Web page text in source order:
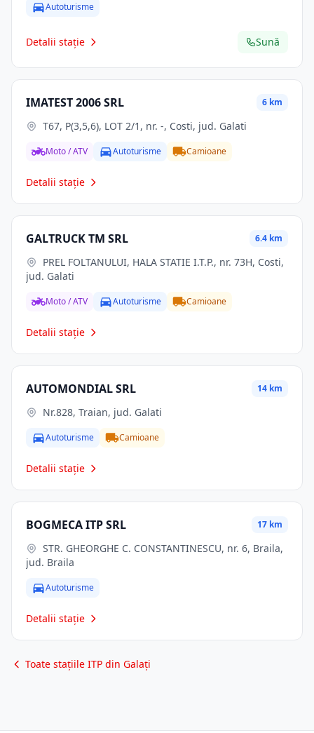
Autoturisme
Detalii stație Sună
IMATEST 2006 SRL 6 km
T67, P(3,5,6), LOT 2/1, nr. -, Costi, jud. Galati
Moto / ATV Autoturisme Camioane
Detalii stație
GALTRUCK TM SRL 6.4 km
jud. Galati
Moto / ATV Autoturisme Camioane
Detalii stație
AUTOMONDIAL SRL 14 km
Nr.828, Traian, jud. Galati
Autoturisme Camioane
Detalii stație
BOGMECA ITP SRL 17 km
jud. Braila
Autoturisme
Detalii stație
Toate stațiile ITP din Galați